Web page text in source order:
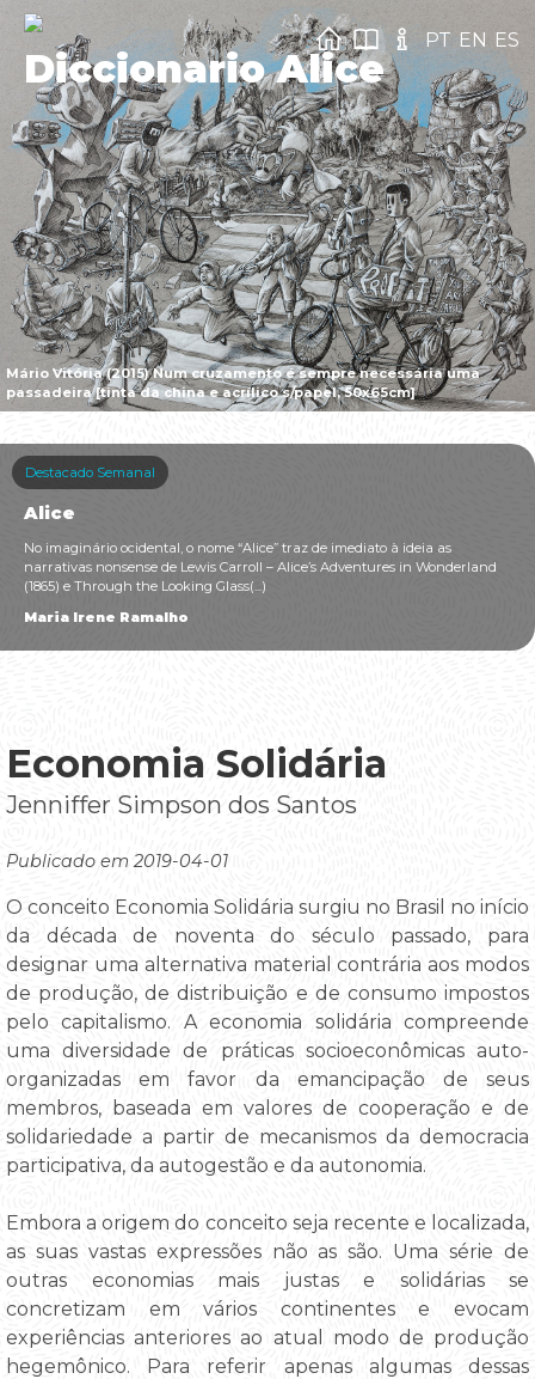
Mário Vitória (2015) Num cruzamento é sempre necessária uma
passadeira [tinta da china e acrílico s/papel, 50x65cm]
Diccionario Alice
PT EN ES
Destacado Semanal
Alice
No imaginário ocidental, o nome “Alice” traz de imediato à ideia as
narrativas nonsense de Lewis Carroll – Alice’s Adventures in Wonderland
(1865) e Through the Looking Glass(...)
Maria Irene Ramalho
Economia Solidária
Jenniffer Simpson dos Santos
Publicado em 2019-04-01
O conceito Economia Solidária surgiu no Brasil no início
da década de noventa do século passado, para
designar uma alternativa material contrária aos modos
de produção, de distribuição e de consumo impostos
pelo capitalismo. A economia solidária compreende
uma diversidade de práticas socioeconômicas auto-
organizadas em favor da emancipação de seus
membros, baseada em valores de cooperação e de
solidariedade a partir de mecanismos da democracia
participativa, da autogestão e da autonomia.
Embora a origem do conceito seja recente e localizada,
as suas vastas expressões não as são. Uma série de
outras economias mais justas e solidárias se
concretizam em vários continentes e evocam
experiências anteriores ao atual modo de produção
hegemônico. Para referir apenas algumas dessas